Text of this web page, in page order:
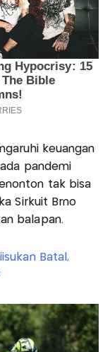
keuangan
pandemi
tak bisa
Sirkuit Brno
balapan.
Batal,